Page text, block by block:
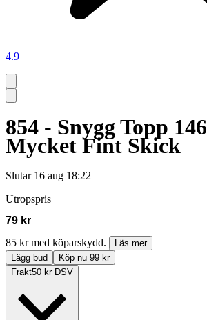
4.9
854 - Snygg Topp
Mycket Fint Skick
Slutar 16 aug 18:22
Utropspris
79 kr
85 kr med köparskydd.
Läs mer
Lägg bud
Köp nu 99 kr
Frakt50 kr DSV